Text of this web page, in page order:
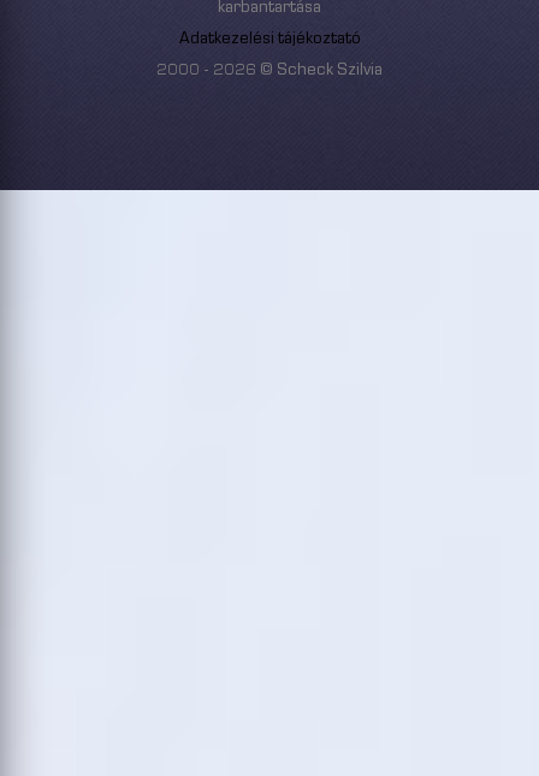
karbantartása
Adatkezelési tájékoztató
2000 - 2026 © Scheck Szilvia